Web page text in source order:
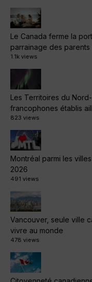
Le Canada ferme la
parrainage des
1.1k views
Les Territoires du
francophones établis
823 views
Montréal parmi les
2026
491 views
Vancouver, seule ville
vivre au monde
478 views